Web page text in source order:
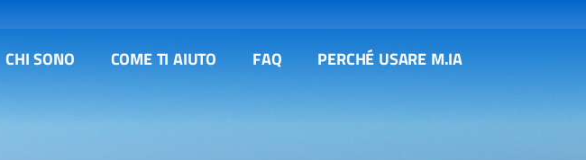
CHI SONO COME TI AIUTO FAQ PERCHÉ USARE M.IA